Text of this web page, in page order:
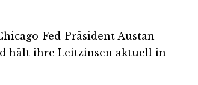
Fed-Präsident Austan
hält ihre Leitzinsen aktuell in